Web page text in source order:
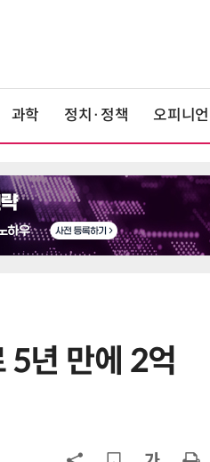
과학 정치·정책 오피니언
년 만에 2억
에 다뉴브 강바닥서 드러난 '나
비디아, HBM 독주 흔들”